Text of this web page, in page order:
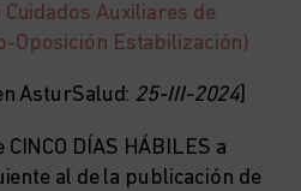
Auxiliares de
Oposición Estabilización)
AsturSalud: 25-III-2024]
DÍAS HÁBILES a
al de la publicación de